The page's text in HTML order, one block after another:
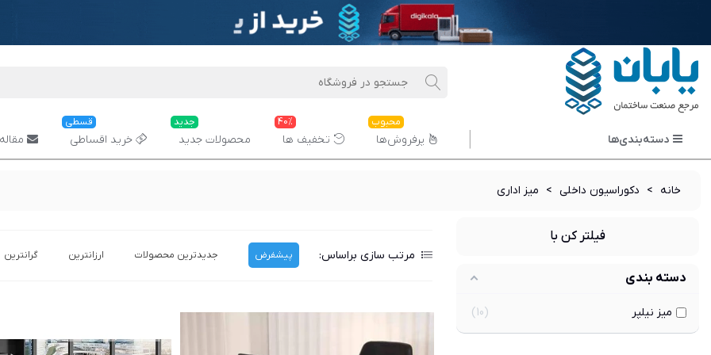
دسته‌بندی‌ها پرفروش‌ها
محبوب
تخفیف ها
40%
محصولات جدید
جدید
خرید اقساطی
قسطی
خانه > دکوراسیون داخلی > میز اداری
فیلتر کن با
دسته بندی
میز نیلپر 10
مرتب سازی براساس: پیشفرض جدیدترین محصولات ارزانترین گرانترین